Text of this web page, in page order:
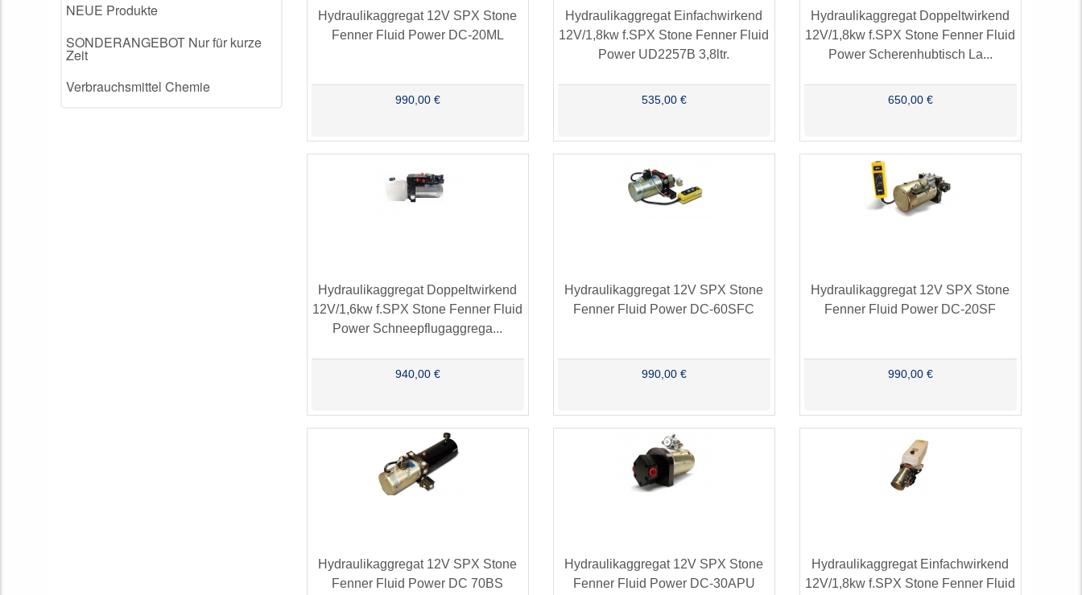
NEUE Produkte
SONDERANGEBOT Nur für kurze
Zeit
Verbrauchsmittel Chemie
Hydraulikaggregat 12V SPX Stone
Fenner Fluid Power DC-20ML
990,00 €
Hydraulikaggregat Einfachwirkend
12V/1,8kw f.SPX Stone Fenner Fluid
Power UD2257B 3,8ltr.
535,00 €
Hydraulikaggregat Doppeltwirkend
12V/1,8kw f.SPX Stone Fenner Fluid
Power Scherenhubtisch La...
650,00 €
Hydraulikaggregat Doppeltwirkend
12V/1,6kw f.SPX Stone Fenner Fluid
Power Schneepflugaggrega...
940,00 €
Hydraulikaggregat 12V SPX Stone
Fenner Fluid Power DC-60SFC
990,00 €
Hydraulikaggregat 12V SPX Stone
Fenner Fluid Power DC-20SF
990,00 €
Hydraulikaggregat 12V SPX Stone
Fenner Fluid Power DC 70BS
Hydraulikaggregat 12V SPX Stone
Fenner Fluid Power DC-30APU
Hydraulikaggregat Einfachwirkend
12V/1,8kw f.SPX Stone Fenner Fluid